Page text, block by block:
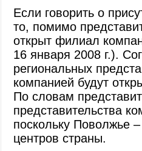
Если говорить о
то, помимо
открыт филиал
16 января 2008 г.).
региональных
компанией будут
По словам
представительства
поскольку Поволжье
центров страны.